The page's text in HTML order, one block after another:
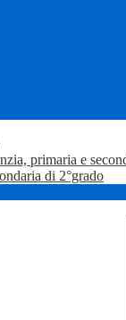
primaria e
di 2°grado